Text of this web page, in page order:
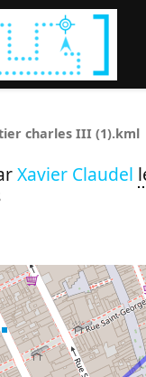
charles III (1).kml
Xavier Claudel